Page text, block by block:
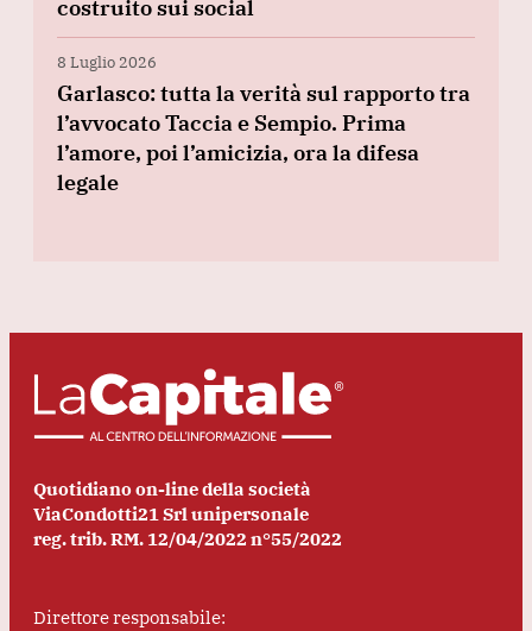
costruito sui social
8 Luglio 2026
Garlasco: tutta la verità sul rapporto tra
l’avvocato Taccia e Sempio. Prima
l’amore, poi l’amicizia, ora la difesa
legale
Quotidiano on-line della società
ViaCondotti21 Srl unipersonale
reg. trib. RM. 12/04/2022 n°55/2022
Direttore responsabile: